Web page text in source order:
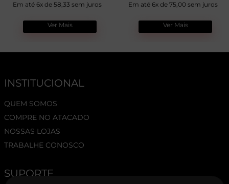
Em até 6x de 58,33 sem juros
Ver Mais
Em até 6x de 75,00 sem juros
Ver Mais
INSTITUCIONAL
QUEM SOMOS
COMPRE NO ATACADO
NOSSAS LOJAS
TRABALHE CONOSCO
SUPORTE